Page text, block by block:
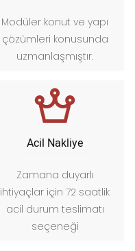
Modüler konut ve yapı
çözümleri konusunda
uzmanlaşmıştır.
Acil Nakliye
Zamana duyarlı
ihtiyaçlar için 72 saatlik
acil durum teslimatı
seçeneği